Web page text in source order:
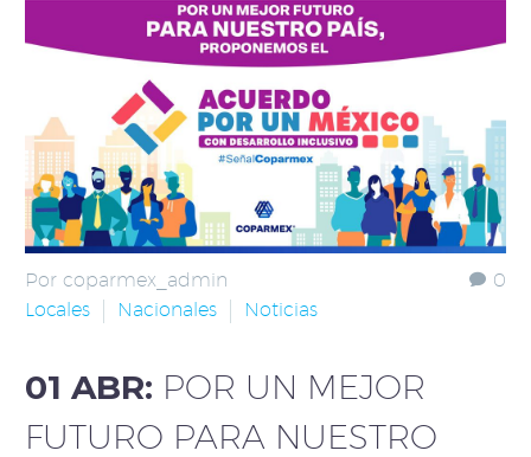
0
Por coparmex_admin
Locales
Nacionales Noticias
01 ABR: POR UN MEJOR
FUTURO PARA NUESTRO